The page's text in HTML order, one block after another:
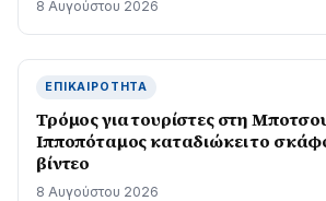
8 Αυγούστου 2026
ΕΠΙΚΑΙΡΌΤΗΤΑ
Τρόμος για τουρίστες στη
Ιπποπόταμος καταδιώκει το
βίντεο
8 Αυγούστου 2026